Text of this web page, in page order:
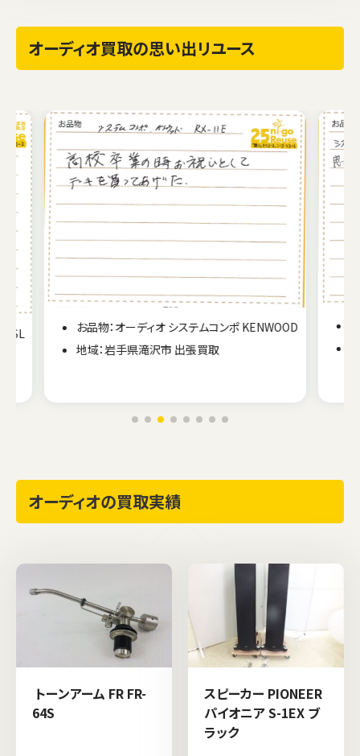
オーディオ買取の思い出リユース
お品物：オーディオ システムコンポ
地域：山梨県身延町出張買取
オーディオの買取実績
トーンアーム FR FR-
64S
スピーカー PIONEER
パイオニア S-1EX ブ
ラック